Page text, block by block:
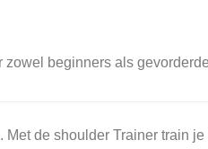
zowel beginners als
de shoulder Trainer train